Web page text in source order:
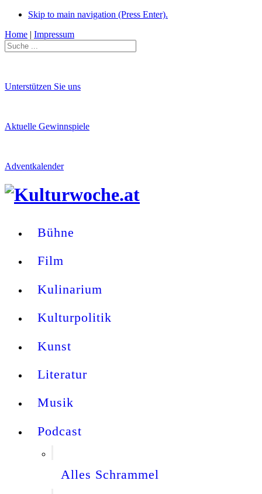
Skip to main navigation (Press Enter).
Home | Impressum
Unterstützen Sie uns
Aktuelle Gewinnspiele
Adventkalender
Bühne
Film
Kulinarium
Kulturpolitik
Kunst
Literatur
Musik
Podcast
Alles Schrammel